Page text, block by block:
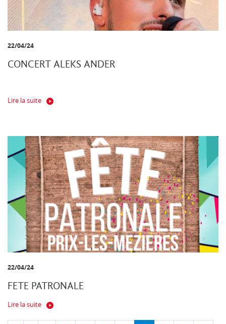
22/04/24
CONCERT ALEKS ANDER
Lire la suite
22/04/24
FETE PATRONALE
Lire la suite